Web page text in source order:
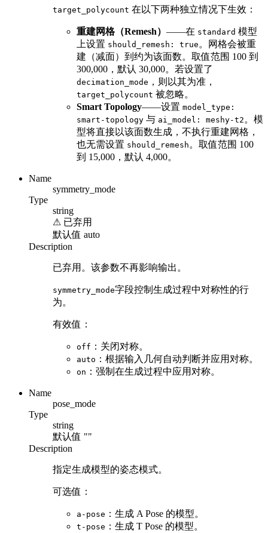
target_polycount 在以下两种独立情况下生效：
重建网格（Remesh） ——在 standard 模型
上设置 should_remesh: true 。网格会被重
建（减面）到约为该面数。取值范围 100 到
300,000，默认 30,000。若设置了
decimation_mode ，则以其为准，
target_polycount 被忽略。
Smart Topology——设置 model_type:
smart-topology 与 ai_model: meshy-t2 。模
型将直接以该面数生成，不执行重建网格，
也无需设置 should_remesh 。取值范围 100
到 15,000，默认 4,000。
Name
symmetry_mode
Type
string
⚠ 已弃用
默认值 auto
Description
已弃用。该参数不再影响输出。
symmetry_mode字段控制生成过程中对称性的行
为。
有效值：
off ：关闭对称。
auto ：根据输入几何自动判断并应用对称。
on ：强制在生成过程中应用对称。
Name
pose_mode
Type
string
默认值 ""
Description
指定生成模型的姿态模式。
可选值：
a-pose ：生成 A Pose 的模型。
t-pose ：生成 T Pose 的模型。